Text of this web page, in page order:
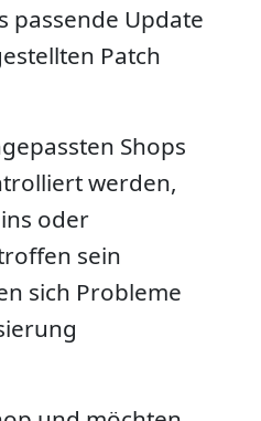
passende Update
Patch
Shops
werden,
oder
sein
sich Probleme